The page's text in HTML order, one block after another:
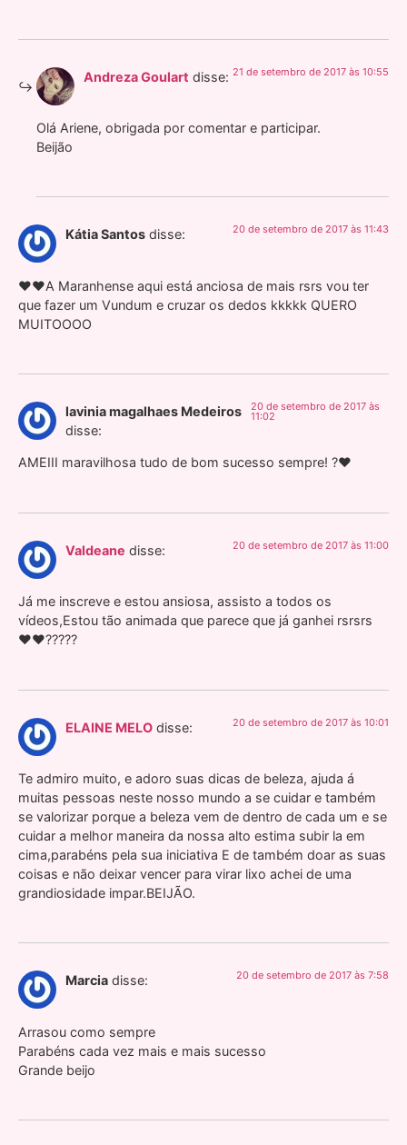
Andreza Goulart disse: 21 de setembro de 2017 às 10:55
Olá Ariene, obrigada por comentar e participar.
Beijão
Kátia Santos disse: 20 de setembro de 2017 às 11:43
❤❤A Maranhense aqui está anciosa de mais rsrs vou ter
que fazer um Vundum e cruzar os dedos kkkkk QUERO
MUITOOOO
lavinia magalhaes Medeiros
disse:
20 de setembro de 2017 às
11:02
AMEIII maravilhosa tudo de bom sucesso sempre! ?❤
Valdeane disse: 20 de setembro de 2017 às 11:00
Já me inscreve e estou ansiosa, assisto a todos os
vídeos,Estou tão animada que parece que já ganhei rsrsrs
❤❤?????
ELAINE MELO disse: 20 de setembro de 2017 às 10:01
Te admiro muito, e adoro suas dicas de beleza, ajuda á
muitas pessoas neste nosso mundo a se cuidar e também
se valorizar porque a beleza vem de dentro de cada um e se
cuidar a melhor maneira da nossa alto estima subir la em
cima,parabéns pela sua iniciativa E de também doar as suas
coisas e não deixar vencer para virar lixo achei de uma
grandiosidade impar.BEIJÃO.
Marcia disse: 20 de setembro de 2017 às 7:58
Arrasou como sempre
Parabéns cada vez mais e mais sucesso
Grande beijo